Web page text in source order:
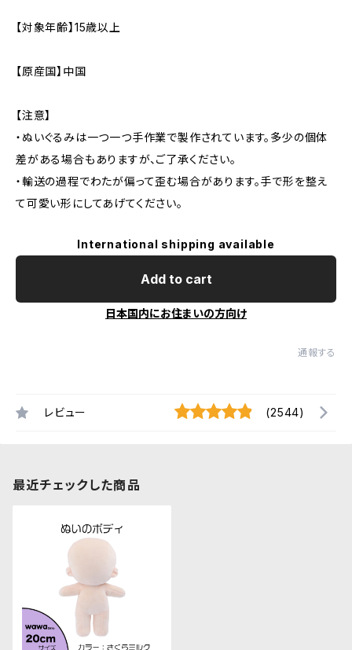
【対象年齢】15歳以上
【原産国】中国
【注意】
・ぬいぐるみは一つ一つ手作業で製作されています。多少の個体
差がある場合もありますが、ご了承ください。
・輸送の過程でわたが偏って歪む場合があります。手で形を整え
て可愛い形にしてあげてください。
International shipping available
Add to cart
日本国内にお住まいの方向け
通報する
レビュー (2544)
最近チェックした商品